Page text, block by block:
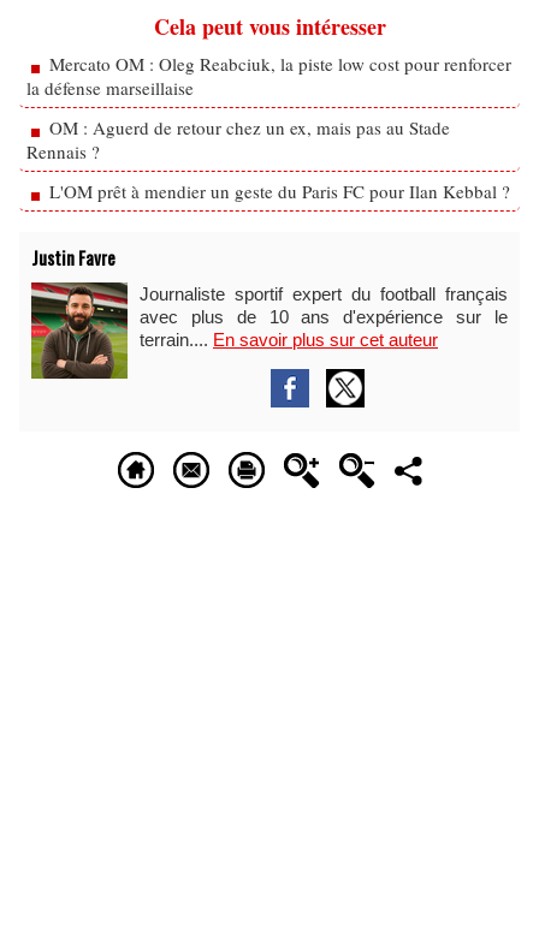
Cela peut vous intéresser
Mercato OM : Oleg Reabciuk, la piste low cost pour renforcer
la défense marseillaise
OM : Aguerd de retour chez un ex, mais pas au Stade
Rennais ?
L'OM prêt à mendier un geste du Paris FC pour Ilan Kebbal ?
Justin Favre
Journaliste sportif expert du football français
avec plus de 10 ans d'expérience sur le
terrain.... En savoir plus sur cet auteur